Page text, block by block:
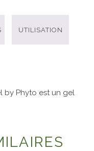
UTILISATION
by Phyto est un gel